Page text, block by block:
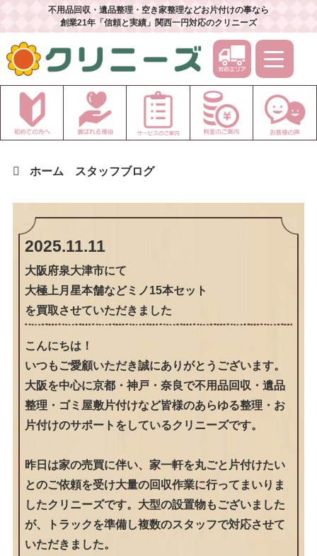
不用品回収・遺品整理・空き家整理などお片付けの事なら
創業21年「信頼と実績」関西一円対応のクリニーズ
ホーム スタッフブログ
2025.11.11
大阪府泉大津市にて
大極上月星本舗などミノ15本セット
を買取させていただきました
こんにちは！
いつもご愛顧いただき誠にありがとうございます。
大阪を中心に京都・神戸・奈良で不用品回収・遺品
整理・ゴミ屋敷片付けなど皆様のあらゆる整理・お
片付けのサポートをしているクリニーズです。
昨日は家の売買に伴い、家一軒を丸ごと片付けたい
とのご依頼を受け大量の回収作業に行ってまいりま
したクリニーズです。大型の設置物もございました
が、トラックを準備し複数のスタッフで対応させて
いただきました。